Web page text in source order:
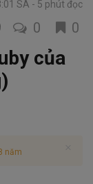
SA 5 phút đọc
0 0
của
năm